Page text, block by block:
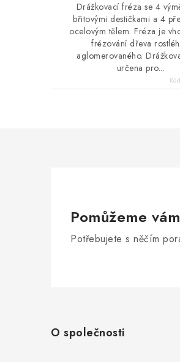
Drážkovací fréza se 4
břitovými destičkami a 4
ocelovým tělem. Fréza je
frézování dřeva
aglomerovaného.
určena pro...
Pomůžeme
Potřebujete s něčím
O společnosti